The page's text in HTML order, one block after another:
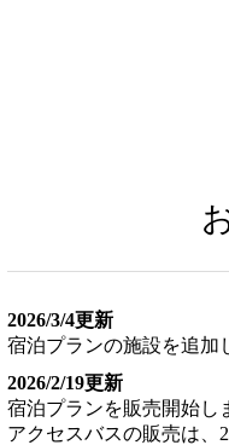
2026/3/4更新
宿泊プランの施設を追加
2026/2/19更新
宿泊プランを販売開始し
アクセスバスの販売は、